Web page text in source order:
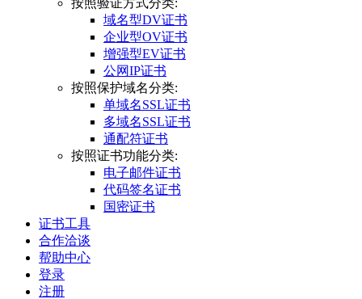
按照验证方式分类:
域名型DV证书
企业型OV证书
增强型EV证书
公网IP证书
按照保护域名分类:
单域名SSL证书
多域名SSL证书
通配符证书
按照证书功能分类:
电子邮件证书
代码签名证书
国密证书
证书工具
合作洽谈
帮助中心
登录
注册